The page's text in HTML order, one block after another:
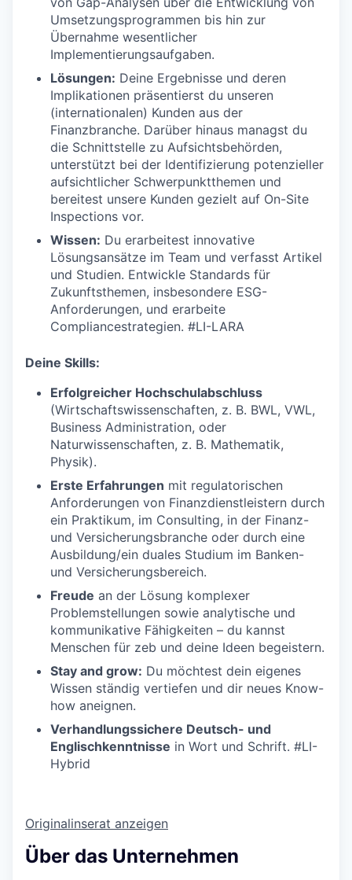
Umsetzungsprogrammen bis hin zur
Übernahme wesentlicher
Implementierungsaufgaben.
Lösungen: Deine Ergebnisse und deren
Implikationen präsentierst du unseren
(internationalen) Kunden aus der
Finanzbranche. Darüber hinaus managst du
die Schnittstelle zu Aufsichtsbehörden,
unterstützt bei der Identifizierung potenzieller
aufsichtlicher Schwerpunktthemen und
bereitest unsere Kunden gezielt auf On-Site
Inspections vor.
Wissen: Du erarbeitest innovative
Lösungsansätze im Team und verfasst Artikel
und Studien. Entwickle Standards für
Zukunftsthemen, insbesondere ESG-
Anforderungen, und erarbeite
Compliancestrategien. #LI-LARA
Deine Skills:
Erfolgreicher Hochschulabschluss
(Wirtschaftswissenschaften, z. B. BWL, VWL,
Business Administration, oder
Naturwissenschaften, z. B. Mathematik,
Physik).
Erste Erfahrungen mit regulatorischen
Anforderungen von Finanzdienstleistern durch
ein Praktikum, im Consulting, in der Finanz-
und Versicherungsbranche oder durch eine
Ausbildung/ein duales Studium im Banken-
und Versicherungsbereich.
Freude an der Lösung komplexer
Problemstellungen sowie analytische und
kommunikative Fähigkeiten – du kannst
Menschen für zeb und deine Ideen begeistern.
Stay and grow: Du möchtest dein eigenes
Wissen ständig vertiefen und dir neues Know-
how aneignen.
Verhandlungssichere Deutsch- und
Englischkenntnisse in Wort und Schrift. #LI-
Hybrid
Originalinserat anzeigen
Über das Unternehmen